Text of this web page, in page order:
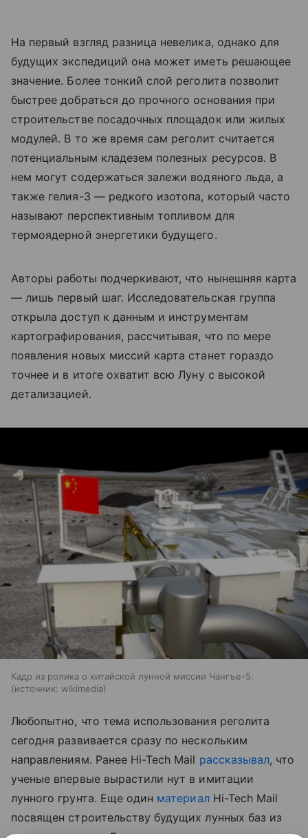
На первый взгляд разница невелика, однако для
будущих экспедиций она может иметь решающее
значение. Более тонкий слой реголита позволит
быстрее добраться до прочного основания при
строительстве посадочных площадок или жилых
модулей. В то же время сам реголит считается
потенциальным кладезем полезных ресурсов. В
нем могут содержаться залежи водяного льда, а
также гелия-3 — редкого изотопа, который часто
называют перспективным топливом для
термоядерной энергетики будущего.
Авторы работы подчеркивают, что нынешняя карта
— лишь первый шаг. Исследовательская группа
открыла доступ к данным и инструментам
картографирования, рассчитывая, что по мере
появления новых миссий карта станет гораздо
точнее и в итоге охватит всю Луну с высокой
детализацией.
Кадр из ролика о китайской лунной миссии Чангъе-5.
источник: wikimedia
Любопытно, что тема использования реголита
сегодня развивается сразу по нескольким
направлениям. Ранее Hi-Tech Mail рассказывал, что
ученые впервые вырастили нут в имитации
лунного грунта. Еще один материалHi-Tech Mail
посвящен строительству будущих лунных баз из